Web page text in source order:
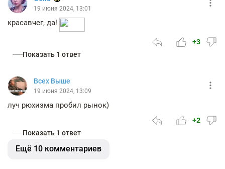
19 июня 2024, 13:01
красавчег, да!
+3
Показать 1 ответ
Всех Выше
19 июня 2024, 13:09
луч рюхизма пробил рынок)
+2
Показать 1 ответ
Ещё 10 комментариев